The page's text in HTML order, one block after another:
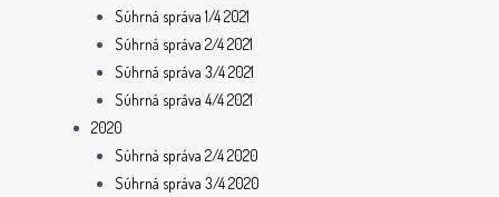
Súhrná správa 1/4 2021
Súhrná správa 2/4 2021
Súhrná správa 3/4 2021
Súhrná správa 4/4 2021
2020
Súhrná správa 2/4 2020
Súhrná správa 3/4 2020